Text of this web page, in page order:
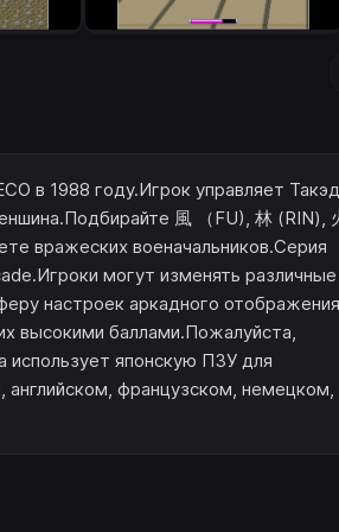
в 1988 году.Игрок управляет
風 （FU), 林 (RIN),
вражеских военачальников.Серия
могут изменять различные
настроек аркадного
высокими баллами.Пожалуйста,
использует японскую ПЗУ для
французском, немецком,